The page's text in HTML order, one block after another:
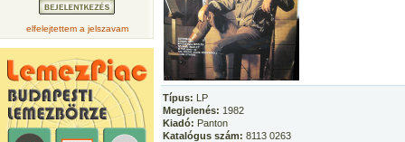
elfelejtettem a jelszavam
Típus: LP
Megjelenés: 1982
Kiadó: Panton
Katalógus szám: 8113 0263